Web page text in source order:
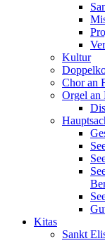
Kultur
Chor an
Orgel an
Kitas
Sankt